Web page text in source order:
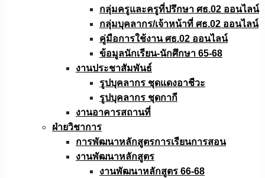
กลุ่มครูและครูที่ปรึกษา ศธ.02 ออนไลน์
กลุ่มบุคลากร/เจ้าหน้าที่ ศธ.02 ออนไลน์
คู่มือการใช้งาน ศธ.02 ออนไลน์
ข้อมูลนักเรียน-นักศึกษา 65-68
งานประชาสัมพันธ์
รูปบุคลากร ชุดแดงอาชีวะ
รูปบุคลากร ชุดกากี
งานอาคารสถานที่
ฝ่ายวิชาการ
การพัฒนาหลักสูตรการเรียนการสอน
งานพัฒนาหลักสูตร
งานพัฒนาหลักสูตร 66-68